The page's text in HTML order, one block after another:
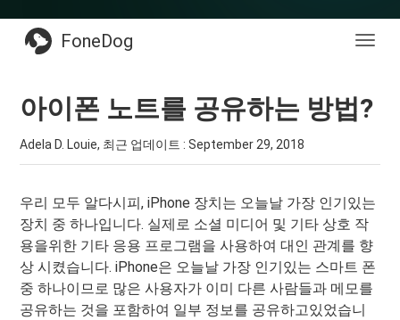
전
FoneDog
아이폰 노트를 공유하는 방법?
Adela D. Louie, 최근 업데이트 :September 29, 2018
우리 모두 알다시피, iPhone 장치는 오늘날 가장 인기있는
장치 중 하나입니다. 실제로 소셜 미디어 및 기타 상호 작
용을위한 기타 응용 프로그램을 사용하여 대인 관계를 향
상 시켰습니다. iPhone은 오늘날 가장 인기있는 스마트 폰
중 하나이므로 많은 사용자가 이미 다른 사람들과 메모를
공유하는 것을 포함하여 일부 정보를 공유하고있었습니